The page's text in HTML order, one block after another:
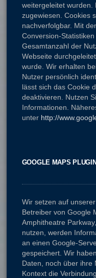
weitergeleitet wurden.
zugewiesen. Cookies
nachverfolgbar. Mit
Conversion-
Gesamtanzahl der
Webseite
wurde. Wir erhalten
Nutzer persönlich
lässt sich das Cookie
deaktivieren. Nutzen
Informationen.
unter http://
GOOGLE MAPS PLUGIN
Wir setzen auf
Betreiber von Google
Amphitheatre
nutzen, werden
an einen Google-
gespeichert. Wir
Daten, noch über ihre
Kontext die